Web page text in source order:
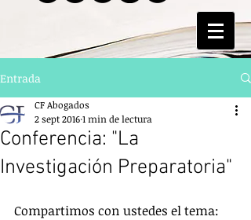
Entrada
Conferencia: "La
Investigación Preparatoria"
CF Abogados
2 sept 20161 min de lectura
Compartimos con ustedes el tema: